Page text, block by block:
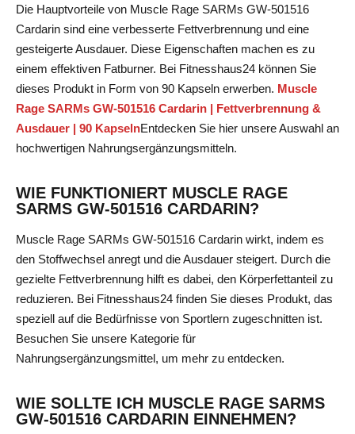
Die Hauptvorteile von Muscle Rage SARMs GW-501516
Cardarin sind eine verbesserte Fettverbrennung und eine
gesteigerte Ausdauer. Diese Eigenschaften machen es zu
einem effektiven Fatburner. Bei Fitnesshaus24 können Sie
dieses Produkt in Form von 90 Kapseln erwerben. Muscle
Rage SARMs GW-501516 Cardarin | Fettverbrennung &
Ausdauer | 90 KapselnEntdecken Sie hier unsere Auswahl an
hochwertigen Nahrungsergänzungsmitteln.
WIE FUNKTIONIERT MUSCLE RAGE
SARMS GW-501516 CARDARIN?
Muscle Rage SARMs GW-501516 Cardarin wirkt, indem es
den Stoffwechsel anregt und die Ausdauer steigert. Durch die
gezielte Fettverbrennung hilft es dabei, den Körperfettanteil zu
reduzieren. Bei Fitnesshaus24 finden Sie dieses Produkt, das
speziell auf die Bedürfnisse von Sportlern zugeschnitten ist.
Besuchen Sie unsere Kategorie für
Nahrungsergänzungsmittel, um mehr zu entdecken.
WIE SOLLTE ICH MUSCLE RAGE SARMS
GW-501516 CARDARIN EINNEHMEN?